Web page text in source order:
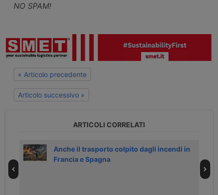
NO SPAM!
« Articolo precedente
Articolo successivo »
ARTICOLI CORRELATI
Anche il trasporto colpito dagli incendi in
Francia e Spagna